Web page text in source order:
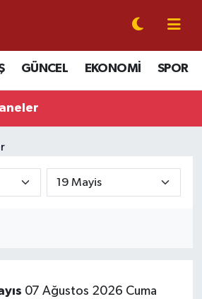
GÜNCEL EKONOMİ SPOR
07 Ağustos 2026 Cuma
Nöbetçi Eczaneler
Hava Durumu
Namaz Vakitleri
Durumu ve Fikstür